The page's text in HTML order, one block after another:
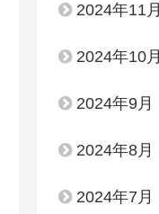
2024年11月
2024年10月
2024年9月
2024年8月
2024年7月